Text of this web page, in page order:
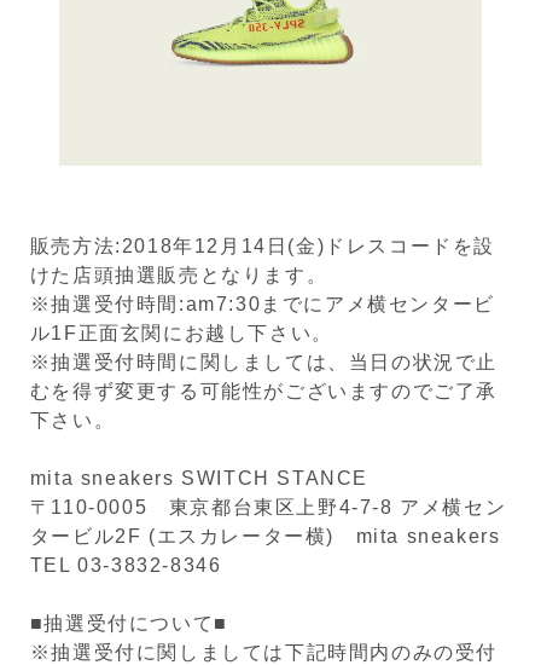
販売方法:2018年12月14日(金)ドレスコードを設
けた店頭抽選販売となります。
※抽選受付時間:am7:30までにアメ横センタービ
ル1F正面玄関にお越し下さい。
※抽選受付時間に関しましては、当日の状況で止
むを得ず変更する可能性がございますのでご了承
下さい。
mita sneakers SWITCH STANCE
〒110-0005 東京都台東区上野4-7-8 アメ横セン
タービル2F (エスカレーター横) mita sneakers
TEL 03-3832-8346
■抽選受付について■
※抽選受付に関しましては下記時間内のみの受付